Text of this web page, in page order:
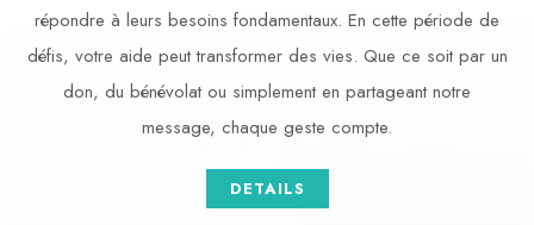
répondre à leurs besoins fondamentaux. En cette période de
défis, votre aide peut transformer des vies. Que ce soit par un
don, du bénévolat ou simplement en partageant notre
message, chaque geste compte.
DETAILS